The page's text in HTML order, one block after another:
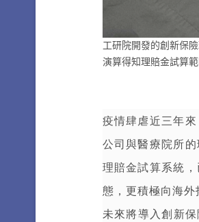
工研院開發的創新保
演算得知理賠金試算
疫情肆虐近三年來
公司與醫療院所的
理賠金試算系統
態，更積極向海外
未來將導入創新